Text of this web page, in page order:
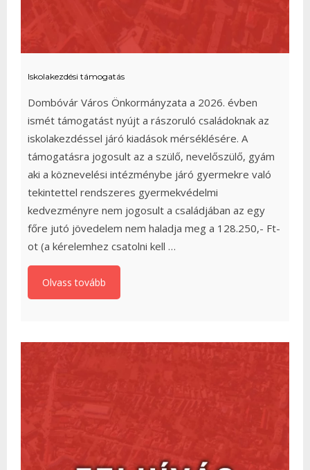
Iskolakezdési támogatás
Dombóvár Város Önkormányzata a 2026. évben
ismét támogatást nyújt a rászoruló családoknak az
iskolakezdéssel járó kiadások mérséklésére. A
támogatásra jogosult az a szülő, nevelőszülő, gyám
aki a köznevelési intézménybe járó gyermekre való
tekintettel rendszeres gyermekvédelmi
kedvezményre nem jogosult a családjában az egy
főre jutó jövedelem nem haladja meg a 128.250,- Ft-
ot (a kérelemhez csatolni kell …
Olvass tovább